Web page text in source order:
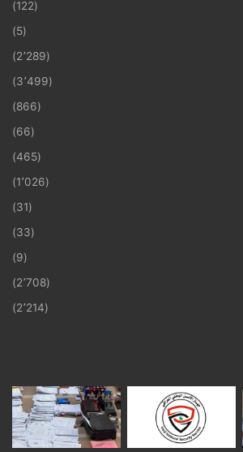
(122)
(5)
(2٬289)
(3٬499)
(866)
(66)
(465)
(1٬026)
(31)
(33)
(9)
(2٬708)
(2٬214)